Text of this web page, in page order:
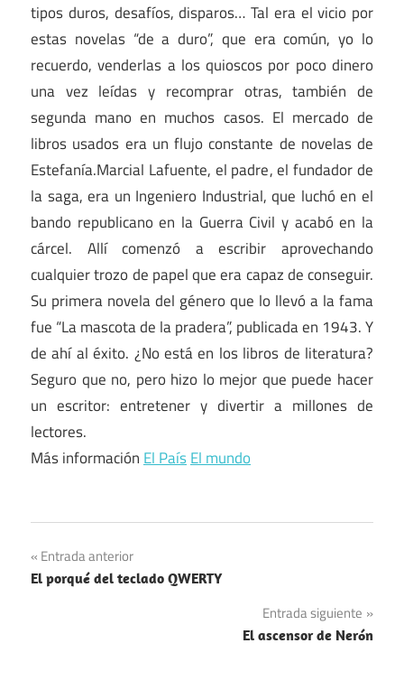
tipos duros, desafíos, disparos… Tal era el vicio por
estas novelas “de a duro”, que era común, yo lo
recuerdo, venderlas a los quioscos por poco dinero
una vez leídas y recomprar otras, también de
segunda mano en muchos casos. El mercado de
libros usados era un flujo constante de novelas de
Estefanía.Marcial Lafuente, el padre, el fundador de
la saga, era un Ingeniero Industrial, que luchó en el
bando republicano en la Guerra Civil y acabó en la
cárcel. Allí comenzó a escribir aprovechando
cualquier trozo de papel que era capaz de conseguir.
Su primera novela del género que lo llevó a la fama
fue “La mascota de la pradera”, publicada en 1943. Y
de ahí al éxito. ¿No está en los libros de literatura?
Seguro que no, pero hizo lo mejor que puede hacer
un escritor: entretener y divertir a millones de
lectores.
Más informaciónEl PaísEl mundo
Navegación
de
Entrada anterior
El porqué del teclado QWERTY
Entrada siguiente
El ascensor de Nerón